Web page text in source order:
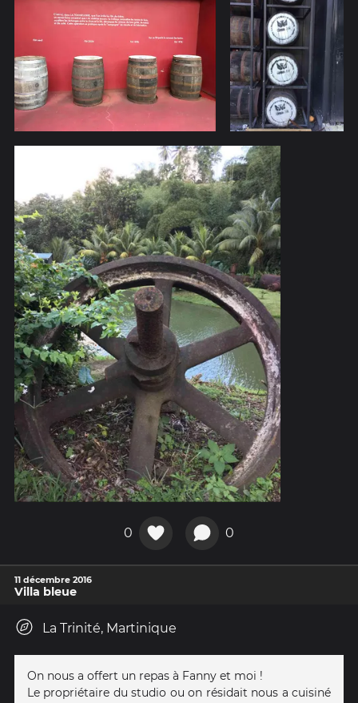
0 0
11 décembre 2016
Villa bleue
La Trinité, Martinique
On nous a offert un repas à Fanny et moi !
Le propriétaire du studio ou on résidait nous a cuisiné